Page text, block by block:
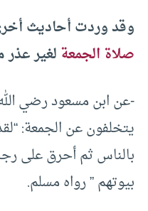
وقد وردت أحاديث
صلاة الجمعةلغير عذر
-عن ابن مسعود رضي
يتخلفون عن الجمعة:
بالناس ثم أحرق على
بيوتهم ” رواه مسلم.